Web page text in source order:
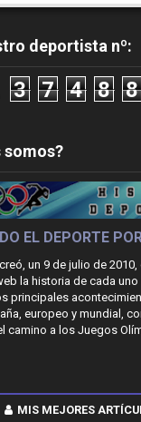
deportista nº:
3 7 4 8 8
somos?
EL DEPORTE
un 9 de julio de
la historia de cada
principales
europeo y mundial,
camino a los Juegos
MIS MEJORES